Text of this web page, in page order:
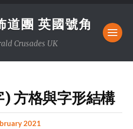
道團 英國號角
Crusades UK
方格與字形結構
2021